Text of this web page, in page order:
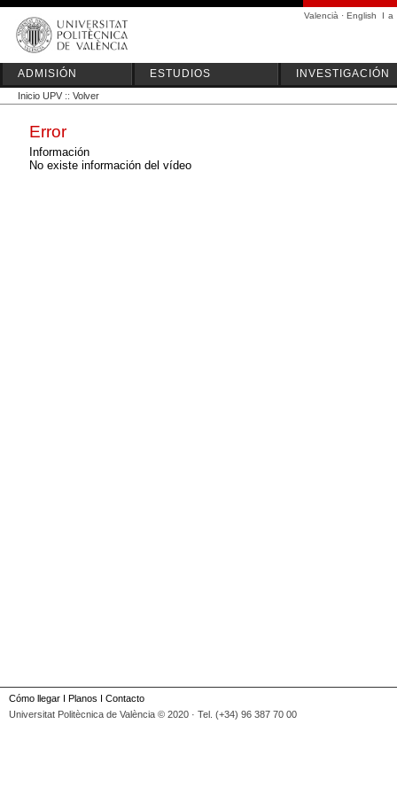
Valencià · English I a
ADMISIÓN ESTUDIOS INVESTIGACIÓN
Inicio UPV :: Volver
Error
Información
No existe información del vídeo
Cómo llegar I Planos I Contacto
Universitat Politècnica de València © 2020 · Tel. (+34) 96 387 70 00